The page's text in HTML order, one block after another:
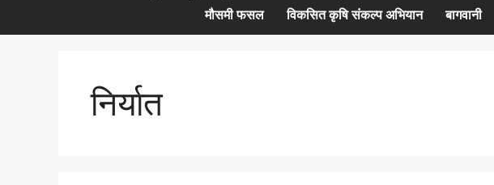
मौसमी फसल
विकसित कृषि संकल्प अभियान बागवानी
निर्यात